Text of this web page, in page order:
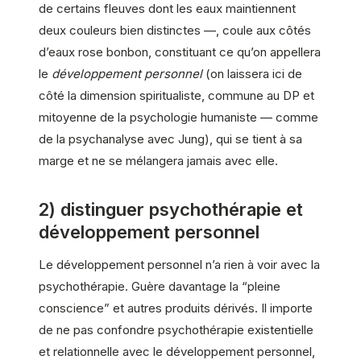
de certains fleuves dont les eaux maintiennent
deux couleurs bien distinctes —, coule aux côtés
d’eaux rose bonbon, constituant ce qu’on appellera
le développement personnel(on laissera ici de
côté la dimension spiritualiste, commune au DP et
mitoyenne de la psychologie humaniste — comme
de la psychanalyse avec Jung), qui se tient à sa
marge et ne se mélangera jamais avec elle.
2) distinguer psychothérapie et
développement personnel
Le développement personnel n’a rien à voir avec la
psychothérapie. Guère davantage la “pleine
conscience” et autres produits dérivés. Il importe
de ne pas confondre psychothérapie existentielle
et relationnelle avec le développement personnel,